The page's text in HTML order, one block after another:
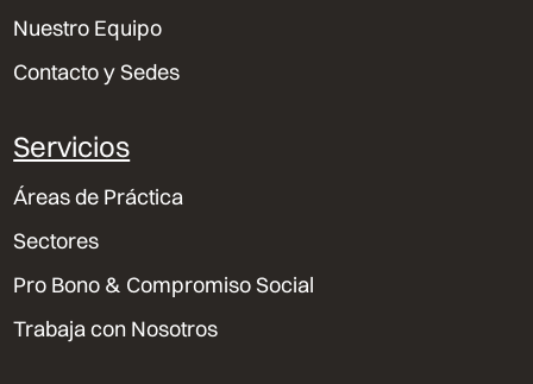
Nuestro Equipo
Contacto y Sedes
Servicios
Áreas de Práctica
Sectores
Pro Bono & Compromiso Social
Trabaja con Nosotros